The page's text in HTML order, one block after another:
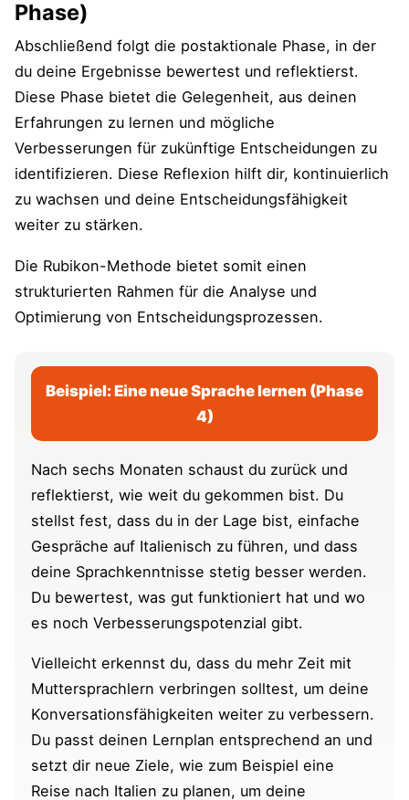
Phase)
Abschließend folgt die postaktionale Phase, in der
du deine Ergebnisse bewertest und reflektierst.
Diese Phase bietet die Gelegenheit, aus deinen
Erfahrungen zu lernen und mögliche
Verbesserungen für zukünftige Entscheidungen zu
identifizieren. Diese Reflexion hilft dir, kontinuierlich
zu wachsen und deine Entscheidungsfähigkeit
weiter zu stärken.
Die Rubikon-Methode bietet somit einen
strukturierten Rahmen für die Analyse und
Optimierung von Entscheidungsprozessen.
Beispiel: Eine neue Sprache lernen (Phase
4)
Nach sechs Monaten schaust du zurück und
reflektierst, wie weit du gekommen bist. Du
stellst fest, dass du in der Lage bist, einfache
Gespräche auf Italienisch zu führen, und dass
deine Sprachkenntnisse stetig besser werden.
Du bewertest, was gut funktioniert hat und wo
es noch Verbesserungspotenzial gibt.
Vielleicht erkennst du, dass du mehr Zeit mit
Muttersprachlern verbringen solltest, um deine
Konversationsfähigkeiten weiter zu verbessern.
Du passt deinen Lernplan entsprechend an und
setzt dir neue Ziele, wie zum Beispiel eine
Reise nach Italien zu planen, um deine